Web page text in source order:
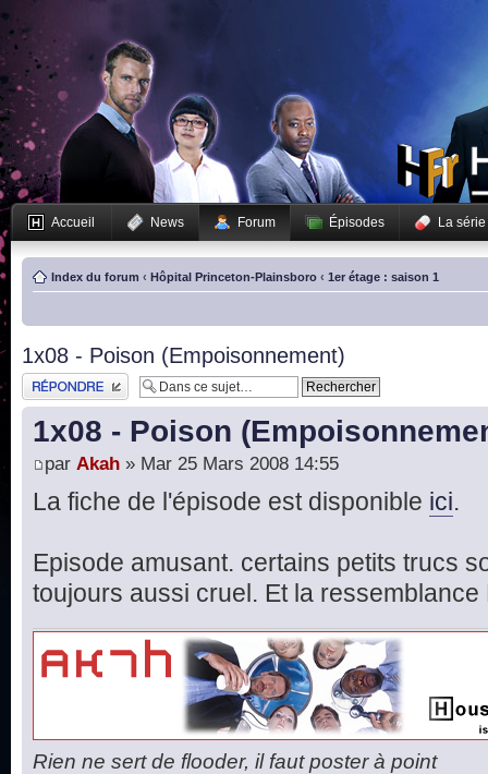
Accueil News Forum Épisodes La série
Index du forum ‹ Hôpital Princeton-Plainsboro ‹ 1er étage : saison 1
1x08 - Poison (Empoisonnement)
Publier une réponse
1x08 - Poison
par Akah » Mar 25 Mars 2008 14:55
La fiche de l'épisode est disponible ici.
Episode amusant. certains petits trucs
toujours aussi cruel. Et la
Rien ne sert de flooder, il faut poster à point